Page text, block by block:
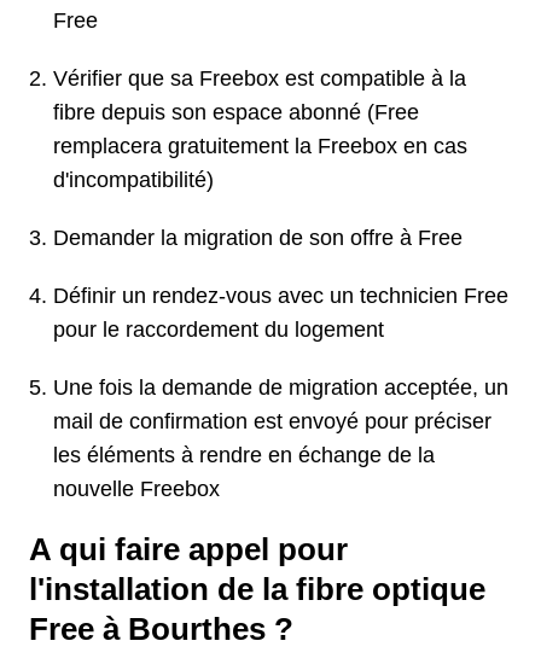
Free
Vérifier que sa Freebox est compatible à la
fibre depuis son espace abonné (Free
remplacera gratuitement la Freebox en cas
d'incompatibilité)
Demander la migration de son offre à Free
Définir un rendez-vous avec un technicien Free
pour le raccordement du logement
Une fois la demande de migration acceptée, un
mail de confirmation est envoyé pour préciser
les éléments à rendre en échange de la
nouvelle Freebox
A qui faire appel pour
l'installation de la fibre optique
Free à Bourthes ?